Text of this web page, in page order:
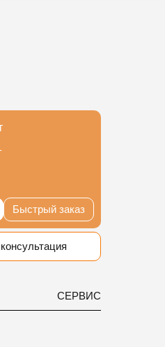
Быстрый заказ
СЕРВИС